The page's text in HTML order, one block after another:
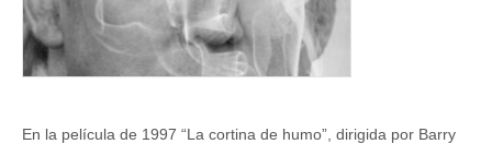
En la película de 1997 “La cortina de humo”, dirigida por Barry